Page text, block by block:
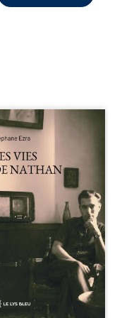
Les vies de
Nathan est un
né en trois jours,
au printemps
2026. Pour la
première fois,
Stéphane Ezra,
médium, a pu
communiquer
avec son père,
disparu depuis
plus de vingt ans
et qu’il n’a jamais
connu. De ce
dialogue par-delà